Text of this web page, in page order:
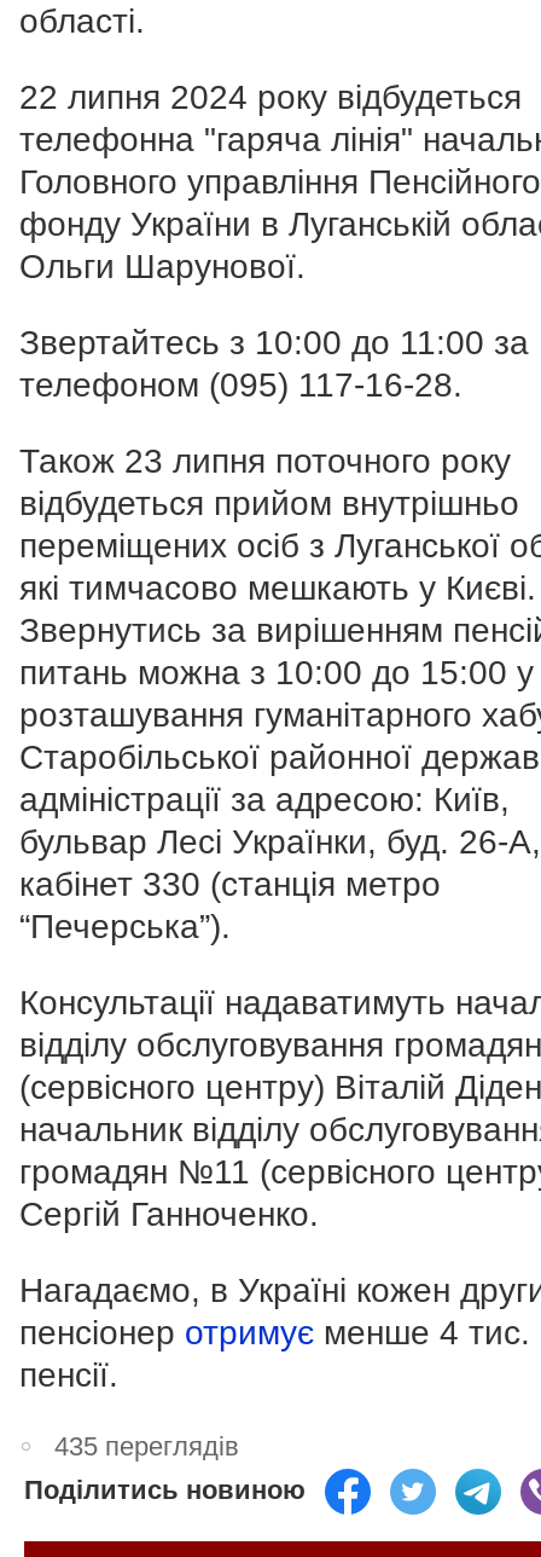
області.
22 липня 2024 року відбудеться
телефонна "гаряча лінія"
Головного управління Пенсійного
фонду України в Луганській
Ольги Шарунової.
Звертайтесь з 10:00 до 11:00 за
телефоном (095) 117-16-28.
Також 23 липня поточного року
відбудеться прийом внутрішньо
переміщених осіб з Луганської
які тимчасово мешкають у Києві.
Звернутись за вирішенням
питань можна з 10:00 до 15:00 у
розташування гуманітарного
Старобільської районної
адміністрації за адресою: Київ,
бульвар Лесі Українки, буд. 26-А,
кабінет 330 (станція метро
“Печерська”).
Консультації надаватимуть
відділу обслуговування
(сервісного центру) Віталій
начальник відділу
громадян №11 (сервісного
Сергій Ганноченко.
Нагадаємо, в Україні кожен
пенсіонер отримує менше 4 тис.
пенсії.
435 переглядів
Поділитись новиною